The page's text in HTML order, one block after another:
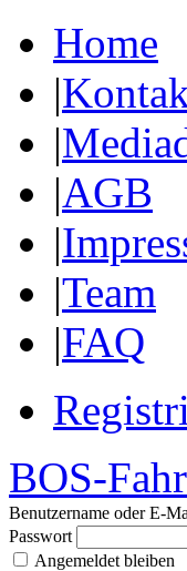
Home
|
|
|AGB
|
|Team
|FAQ
BOS-
Benutzername oder E-
Passwort
Angemeldet bleiben